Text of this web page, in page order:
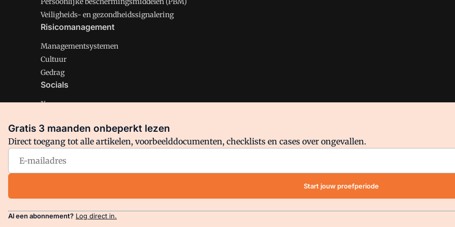
Veiligheids- en gezondheidssignalering
Risicomanagement
Managementsystemen
Cultuur
Gedrag
Socials
X
Facebook
Arbo is onderdeel van VMN media. Lees inons manifestwaar VMN media voor staat. Op gebruik van deze site zijn de
Gratis 3 maanden onbeperkt lezen
Direct toegang tot alle artikelen, voorbeelddocumenten, checklists en cases over ongevallen.
Start jouw proefperiode
Al een abonnement? Log direct in.